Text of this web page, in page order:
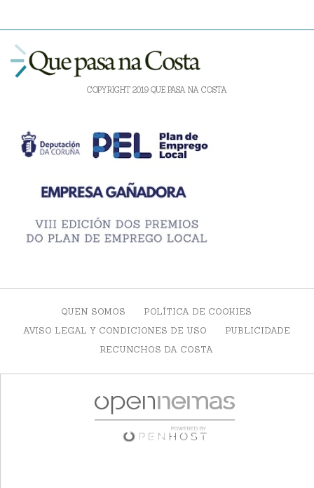
COPYRIGHT 2019 QUE PASA NA COSTA
QUEN SOMOS
POLÍTICA DE COOKIES
AVISO LEGAL Y CONDICIONES DE USO
PUBLICIDADE
RECUNCHOS DA COSTA